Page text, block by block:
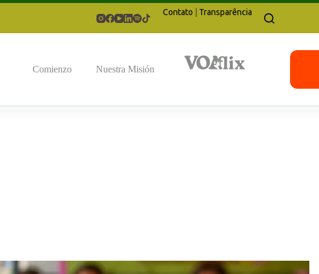
Contato | Transparência
Comienzo Nuestra Misión